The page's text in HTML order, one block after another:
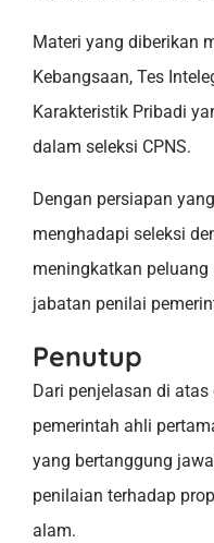
Materi yang diberikan
Kebangsaan, Tes
Karakteristik Pribadi
dalam seleksi CPNS.
Dengan persiapan
menghadapi seleksi
meningkatkan
jabatan penilai
Penutup
Dari penjelasan di
pemerintah ahli
yang bertanggung
penilaian terhadap
alam.